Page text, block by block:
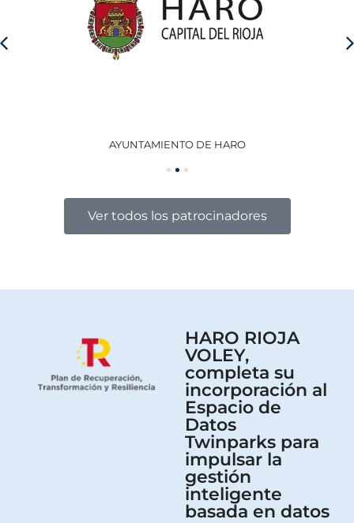
AYUNTAMIENTO DE HARO
Ver todos los patrocinadores
HARO RIOJA
VOLEY,
completa su
incorporación al
Espacio de
Datos
Twinparks para
impulsar la
gestión
inteligente
basada en datos